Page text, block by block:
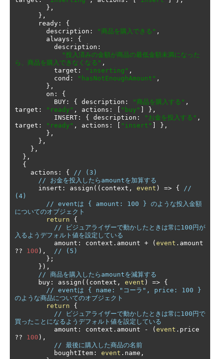
},
},
      ready
:
{
        description
: "商品を購入できる" ,
        always
:
{
          description
:
"投入済みの金額が商品の最低金額未満になった
ら、商品を購入できなくなる" ,
          target
: "inserting" ,
          cond
: "hasNotEnoughAmount" ,
},
        on
:
{
          BUY
: { description : "商品を購入する" ,
target : "ready" , actions : "buy"
},
          INSERT
: { description : "お金を投入する" ,
target : "ready" , actions : "insert"
},
},
},
},
},
{
    actions
: {
// (3)
// お金を投入したらamountを加算する
      insert
: assign (( context , event ) => {
//
(4)
// eventは { amount: 100 } のような投入金額
についてのオブジェクト
return
{
// ビジュアライザーで動かしたときは常に100円が
入るようデフォルト値を設定している
          amount
: context . amount + ( event .
??
100 ),
// (5)
};
}),
// 商品を購入したらamountを減算する
      buy
: assign (( context , event ) => {
// eventは { name: "コーラ", price: 100 }
のような商品についてのオブジェクト
return
{
// ビジュアライザーで動かしたときは常に100円で
買ったことになるようデフォルト値を設定している
          amount
: context . amount - ( event .
??
100 ),
// 最後に購入した商品の名前
          boughtItem
: event . name ,